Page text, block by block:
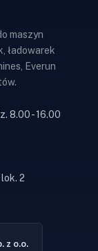
maszyn
ładowarek
Everun
8.00 - 16.00
2
z o.o.